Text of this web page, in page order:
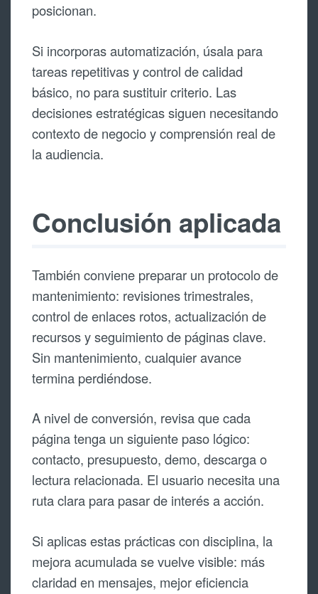
posicionan.
Si incorporas automatización, úsala para
tareas repetitivas y control de calidad
básico, no para sustituir criterio. Las
decisiones estratégicas siguen necesitando
contexto de negocio y comprensión real de
la audiencia.
Conclusión aplicada
También conviene preparar un protocolo de
mantenimiento: revisiones trimestrales,
control de enlaces rotos, actualización de
recursos y seguimiento de páginas clave.
Sin mantenimiento, cualquier avance
termina perdiéndose.
A nivel de conversión, revisa que cada
página tenga un siguiente paso lógico:
contacto, presupuesto, demo, descarga o
lectura relacionada. El usuario necesita una
ruta clara para pasar de interés a acción.
Si aplicas estas prácticas con disciplina, la
mejora acumulada se vuelve visible: más
claridad en mensajes, mejor eficiencia